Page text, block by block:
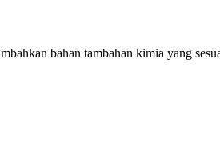
bahan tambahan kimia yang